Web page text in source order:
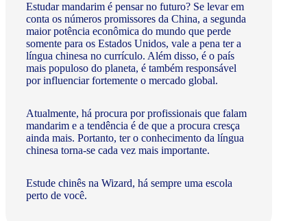
Estudar mandarim é pensar no futuro? Se levar em
conta os números promissores da China, a segunda
maior potência econômica do mundo que perde
somente para os Estados Unidos, vale a pena ter a
língua chinesa no currículo. Além disso, é o país
mais populoso do planeta, é também responsável
por influenciar fortemente o mercado global.
Atualmente, há procura por profissionais que falam
mandarim e a tendência é de que a procura cresça
ainda mais. Portanto, ter o conhecimento da língua
chinesa torna-se cada vez mais importante.
Estude chinês na Wizard, há sempre uma escola
perto de você.